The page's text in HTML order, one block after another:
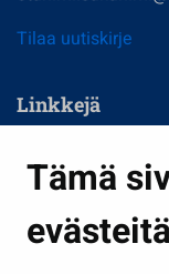
Tämä
evästeitä
Tilaa uutiskirje
Linkkejä
Kasvatus ja opetus
Kulttuuri ja liikunta